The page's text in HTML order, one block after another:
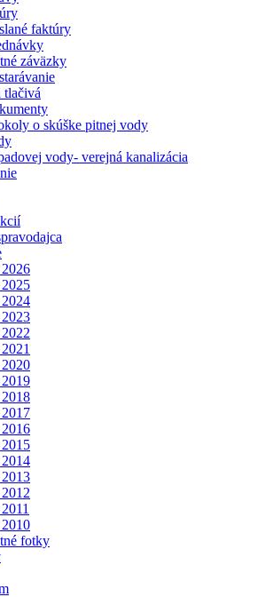
faktúry
záväzky
tlačivá
o skúške pitnej vody
vody- verejná kanalizácia
fotky